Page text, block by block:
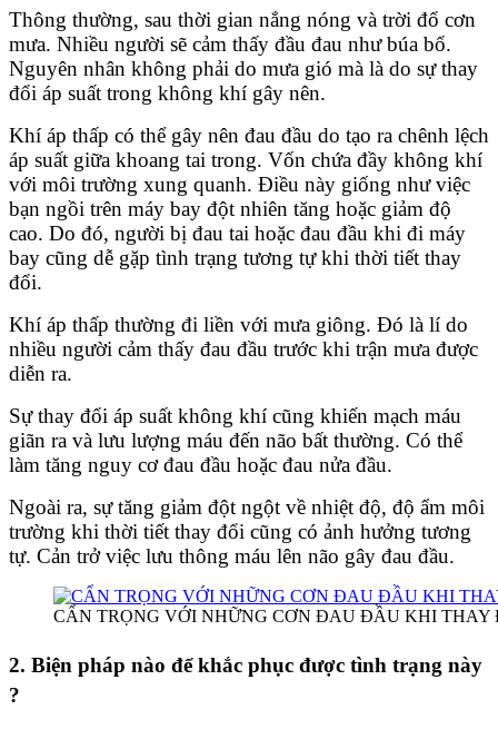
Thông thường, sau thời gian nắng nóng và trời đổ cơn
mưa. Nhiều người sẽ cảm thấy đầu đau như búa bổ.
Nguyên nhân không phải do mưa gió mà là do sự thay
đổi áp suất trong không khí gây nên.
Khí áp thấp có thể gây nên đau đầu do tạo ra chênh lệch
áp suất giữa khoang tai trong. Vốn chứa đầy không khí
với môi trường xung quanh. Điều này giống như việc
bạn ngồi trên máy bay đột nhiên tăng hoặc giảm độ
cao. Do đó, người bị đau tai hoặc đau đầu khi đi máy
bay cũng dễ gặp tình trạng tương tự khi thời tiết thay
đổi.
Khí áp thấp thường đi liền với mưa giông. Đó là lí do
nhiều người cảm thấy đau đầu trước khi trận mưa được
diễn ra.
Sự thay đổi áp suất không khí cũng khiến mạch máu
giãn ra và lưu lượng máu đến não bất thường. Có thể
làm tăng nguy cơ đau đầu hoặc đau nửa đầu.
Ngoài ra, sự tăng giảm đột ngột về nhiệt độ, độ ẩm môi
trường khi thời tiết thay đổi cũng có ảnh hưởng tương
tự. Cản trở việc lưu thông máu lên não gây đau đầu.
CẨN TRỌNG VỚI NHỮNG CƠN ĐAU ĐẦU KHI THAY
2. Biện pháp nào để khắc phục được tình trạng này
?